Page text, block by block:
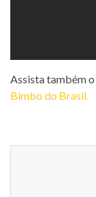
Assista também o
Bimbo do Brasil.